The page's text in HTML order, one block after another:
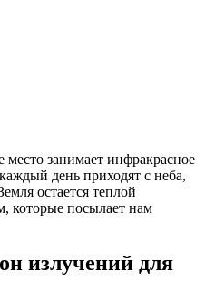
занимает инфракрасное
день приходят с неба,
остается теплой
которые посылает нам
излучений для